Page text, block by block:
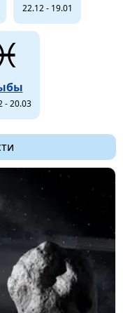
22.12 - 19.01
- 20.03